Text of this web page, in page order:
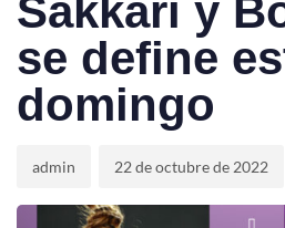
Sakkari y
se define
domingo
admin 22 de octubre de 2022